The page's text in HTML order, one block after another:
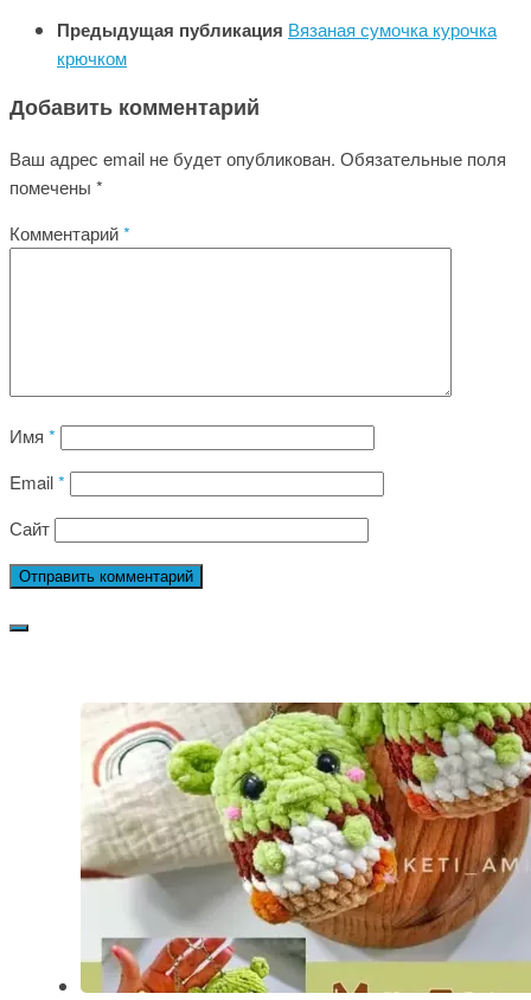
Предыдущая публикация Вязаная сумочка курочка
крючком
Добавить комментарий
Ваш адрес email не будет опубликован. Обязательные поля
помечены *
Комментарий*
Имя *
Email*
Сайт